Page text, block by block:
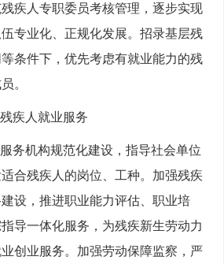
疾人专职委员考核管理，逐步实现
专业化、正规化发展。招录基层残
条件下，优先考虑有就业能力的残
。
疾人就业服务
务机构规范化建设，指导社会单位
合残疾人的岗位、工种。加强残疾
设，推进职业能力评估、职业培
导一体化服务，为残疾新生劳动力
创业服务。加强劳动保障监察，严